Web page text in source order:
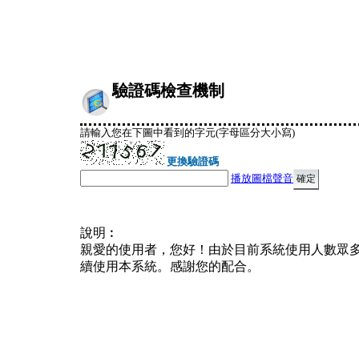
驗證碼檢查機制
請輸入您在下圖中看到的字元(字母區分大小寫)
更換驗證碼
播放圖檔聲音
說明︰
親愛的使用者，您好！由於目前系統使用人數眾
續使用本系統。感謝您的配合。